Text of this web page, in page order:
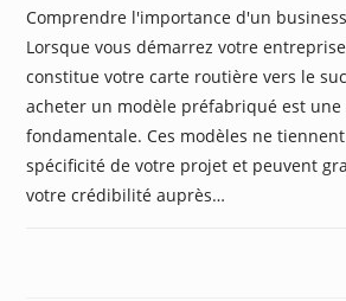
Comprendre l'importance d'un
Lorsque vous démarrez votre
constitue votre carte routière vers le
acheter un modèle préfabriqué est
fondamentale. Ces modèles ne
spécificité de votre projet et peuvent
votre crédibilité auprès…